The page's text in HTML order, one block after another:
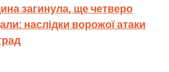
загинула, ще четверо
наслідки ворожої атаки